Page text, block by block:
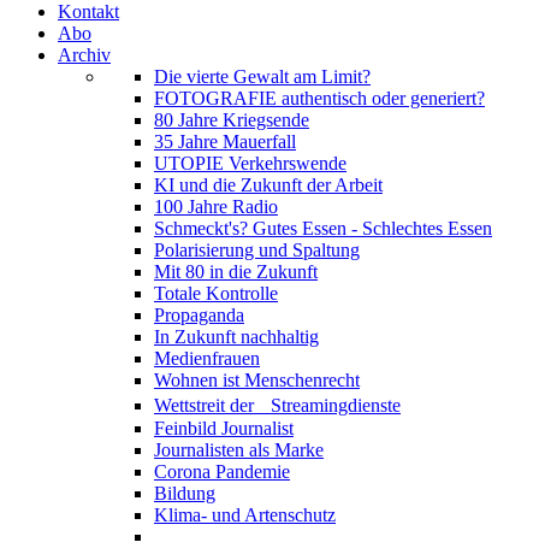
Kontakt
Abo
Archiv
Die vierte Gewalt am Limit?
FOTOGRAFIE authentisch oder generiert?
80 Jahre Kriegsende
35 Jahre Mauerfall
UTOPIE Verkehrswende
KI und die Zukunft der Arbeit
100 Jahre Radio
Schmeckt's? Gutes Essen - Schlechtes Essen
Polarisierung und Spaltung
Mit 80 in die Zukunft
Totale Kontrolle
Propaganda
In Zukunft nachhaltig
Medienfrauen
Wohnen ist Menschenrecht
Wettstreit der Streamingdienste
Feinbild Journalist
Journalisten als Marke
Corona Pandemie
Bildung
Klima- und Artenschutz